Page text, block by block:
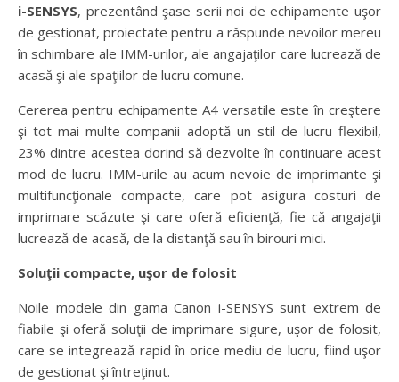
i-SENSYS, prezentând şase serii noi de echipamente uşor
de gestionat, proiectate pentru a răspunde nevoilor mereu
în schimbare ale IMM-urilor, ale angajaţilor care lucrează de
acasă şi ale spaţiilor de lucru comune.
Cererea pentru echipamente A4 versatile este în creştere
şi tot mai multe companii adoptă un stil de lucru flexibil,
23% dintre acestea dorind să dezvolte în continuare acest
mod de lucru. IMM-urile au acum nevoie de imprimante şi
multifuncţionale compacte, care pot asigura costuri de
imprimare scăzute şi care oferă eficienţă, fie că angajaţii
lucrează de acasă, de la distanţă sau în birouri mici.
Soluţii compacte, uşor de folosit
Noile modele din gama Canon i-SENSYS sunt extrem de
fiabile şi oferă soluţii de imprimare sigure, uşor de folosit,
care se integrează rapid în orice mediu de lucru, fiind uşor
de gestionat şi întreţinut.